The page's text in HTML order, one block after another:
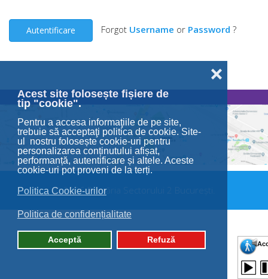
Acest site folosește fișiere de
tip "cookie".
Pentru a accesa informaţiile de pe site,
trebuie să acceptaţi politica de cookie. Site-
ul nostru folosește cookie-uri pentru
personalizarea conținutului afișat,
performanță, autentificare și altele. Aceste
cookie-uri pot proveni de la terți.
Politica Cookie-urilor
Politica de confidențialitate
Acceptă Refuză
❌
Autentificare Forgot Username or Password ?
© 2026 Primăria Sectorului 2 București.